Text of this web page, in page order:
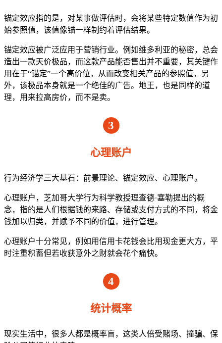
锚定效应指的是，对某事做评估时，会将某些特定数值作为初
始参照值，该值像锚一样制约着评估结果。
锚定效应被广泛应用于营销行业。例如维多利亚的秘密，总会
造出一款天价极品，而这款产品能否售出并不重要，其关键作
用在于“锚定”一个高价位，从而改变相关产品的参照值，另
外，该极品本身就是一个绝佳的广告。地王，也是同样的道
理，用来拉高房价，而不是卖。
3
心理账户
行为经济学三大基石：前景理论、锚定效应、心理账户。
心理账户，芝加哥大学行为科学教授理查德·塞勒提出的概
念，指的是人们根据钱的来路、存储或支付方式的不同，将金
钱加以归类，并赋予不同的价值，进行管理。
心理账户十分常见，例如用信用卡花钱会比用现金更大方，平
时注重积蓄但若收获意外之财就会花个痛快。
4
统计概率
现实生活中，很多人都是概率盲，这类人倍受赌场、撞骗、保